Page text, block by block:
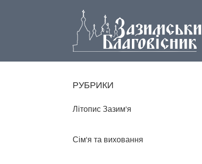
РУБРИКИ
Літопис Зазим'я
Сім'я та виховання